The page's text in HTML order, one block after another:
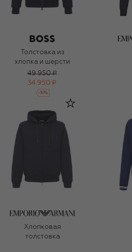
Толстовка из
хлопка и шерсти
49 950 ₽
34 950 ₽
-30%
Хлопковая
толстовка